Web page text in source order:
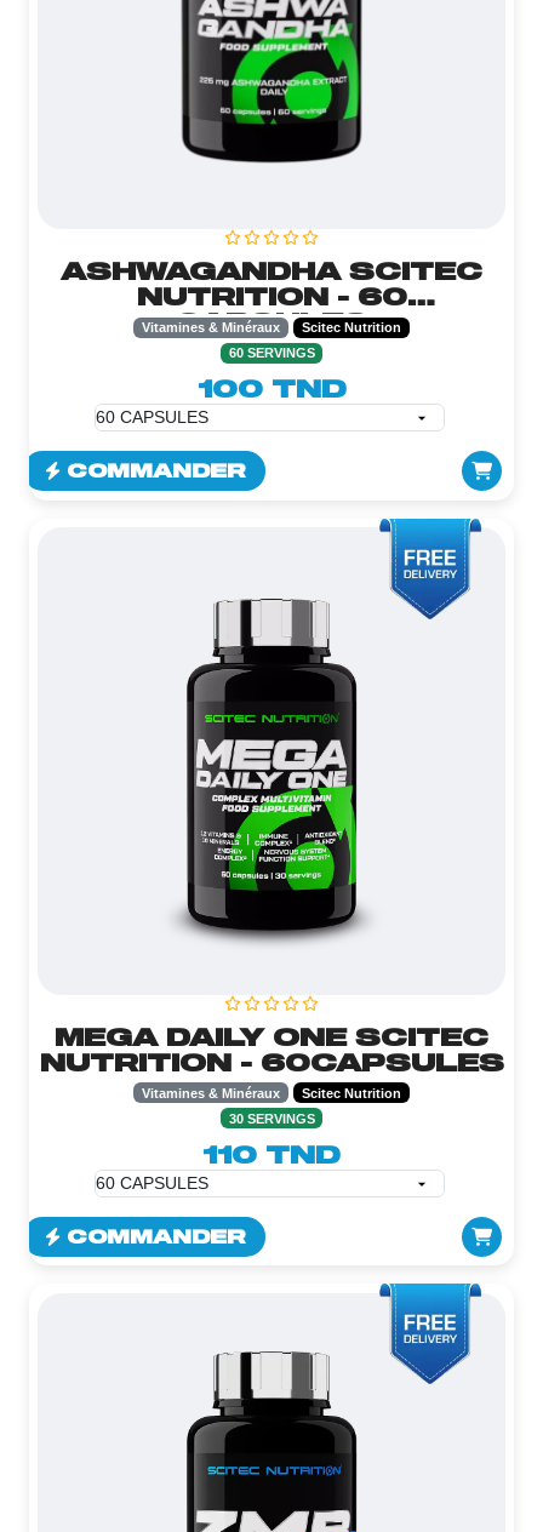
ASHWAGANDHA SCITEC
NUTRITION - 60
CAPSULES
Vitamines & Minéraux
Scitec Nutrition
60 SERVINGS
100 TND
COMMANDER
MEGA DAILY ONE SCITEC
NUTRITION - 60CAPSULES
Vitamines & Minéraux
Scitec Nutrition
30 SERVINGS
110 TND
COMMANDER